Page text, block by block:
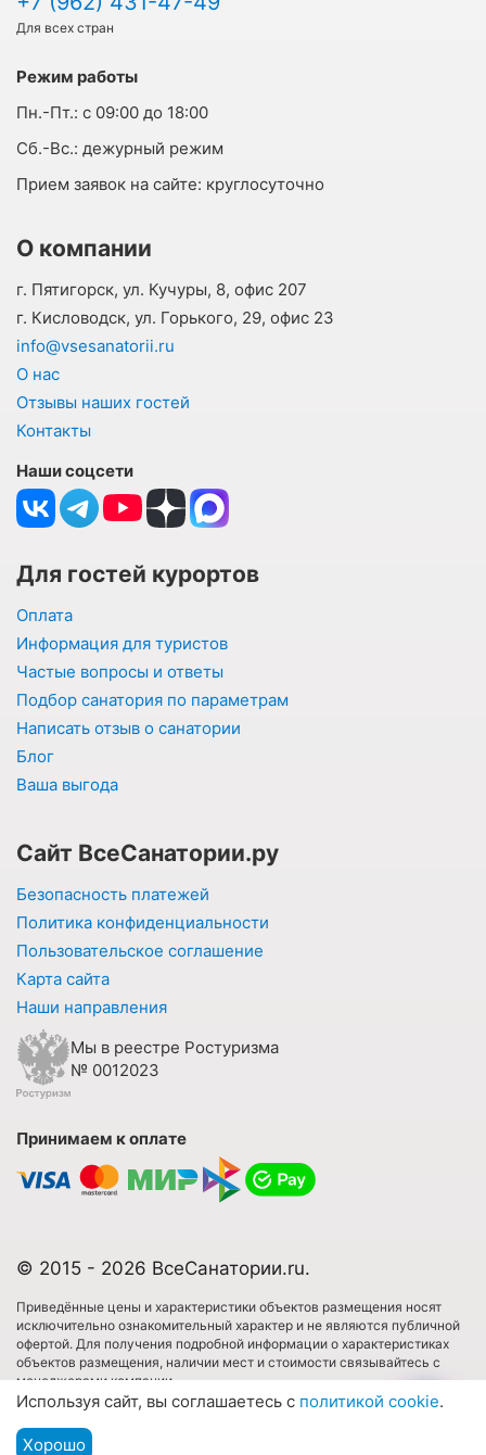
Для всех стран
Режим работы
Пн.-Пт.: с 09:00 до 18:00
Cб.-Вс.: дежурный режим
Прием заявок на сайте: круглосуточно
О компании
г. Пятигорск, ул. Кучуры, 8, офис 207
г. Кисловодск, ул. Горького, 29, офис 23
info@vsesanatorii.ru
О нас
Отзывы наших гостей
Контакты
Наши соцсети
Для гостей курортов
Оплата
Информация для туристов
Частые вопросы и ответы
Подбор санатория по параметрам
Написать отзыв о санатории
Блог
Ваша выгода
Сайт ВсеСанатории.ру
Безопасность платежей
Политика конфиденциальности
Пользовательское соглашение
Карта сайта
Наши направления
Мы в реестре Ростуризма
№ 0012023
Принимаем к оплате
© 2015 - 2026 ВсеСанатории.ru.
Приведённые цены и характеристики объектов размещения носят
исключительно ознакомительный характер и не являются публичной
офертой. Для получения подробной информации о характеристиках
объектов размещения, наличии мест и стоимости связывайтесь с
менеджерами компании.
Имеются противопоказания. Необходима консультация специалиста.
Все права защищены. Использовать любые материалы сайта
Используя сайт, вы соглашаетесь с политикой cookie.
Хорошо